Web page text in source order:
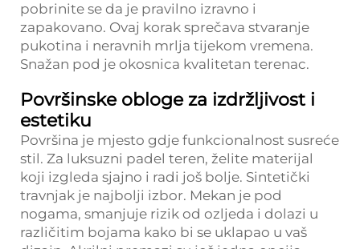
pobrinite se da je pravilno izravno i
zapakovano. Ovaj korak sprečava stvaranje
pukotina i neravnih mrlja tijekom vremena.
Snažan pod je okosnica kvalitetan terenac.
Površinske obloge za izdržljivost i
estetiku
Površina je mjesto gdje funkcionalnost susreće
stil. Za luksuzni padel teren, želite materijal
koji izgleda sjajno i radi još bolje. Sintetički
travnjak je najbolji izbor. Mekan je pod
nogama, smanjuje rizik od ozljeda i dolazi u
različitim bojama kako bi se uklapao u vaš